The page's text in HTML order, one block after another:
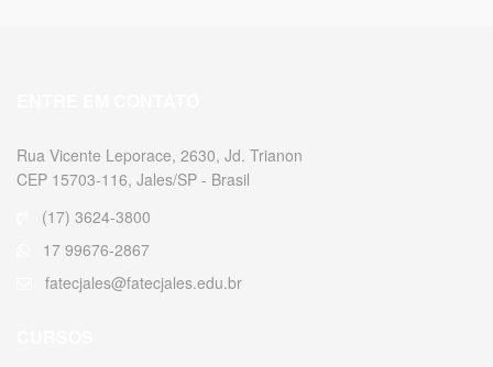
Rua Vicente Leporace, 2630, Jd. Trianon
CEP 15703-116, Jales/SP - Brasil
(17) 3624-3800
17 99676-2867
fatecjales@fatecjales.edu.br